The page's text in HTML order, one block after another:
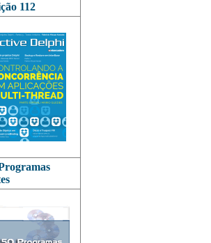
112